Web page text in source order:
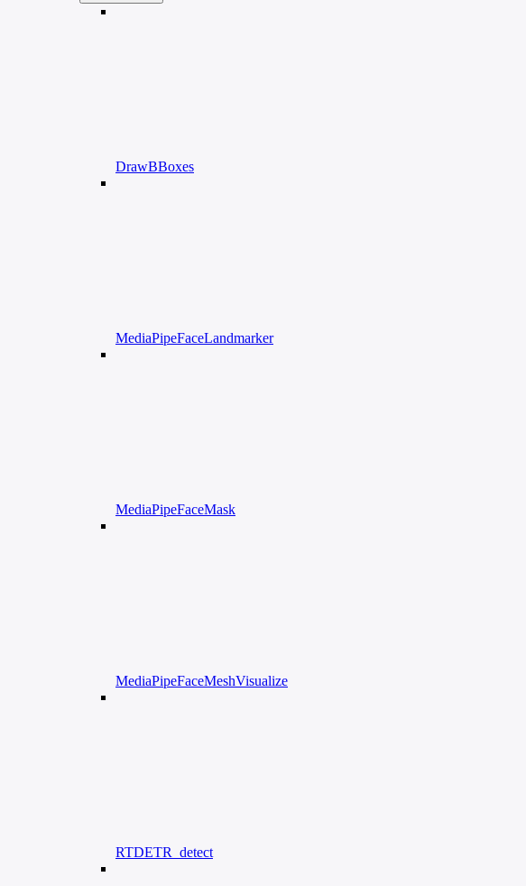
DrawBBoxes
MediaPipeFaceLandmarker
MediaPipeFaceMask
MediaPipeFaceMeshVisualize
RTDETR_detect